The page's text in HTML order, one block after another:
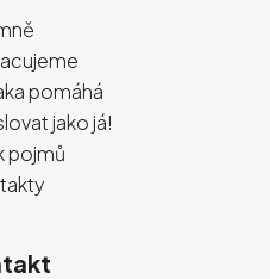
pomáhá
jako já!
pojmů